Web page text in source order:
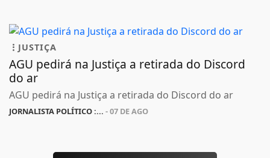
JUSTIÇA
AGU pedirá na Justiça a retirada do Discord
do ar
AGU pedirá na Justiça a retirada do Discord do ar
JORNALISTA POLÍTICO :... - 07 DE AGO